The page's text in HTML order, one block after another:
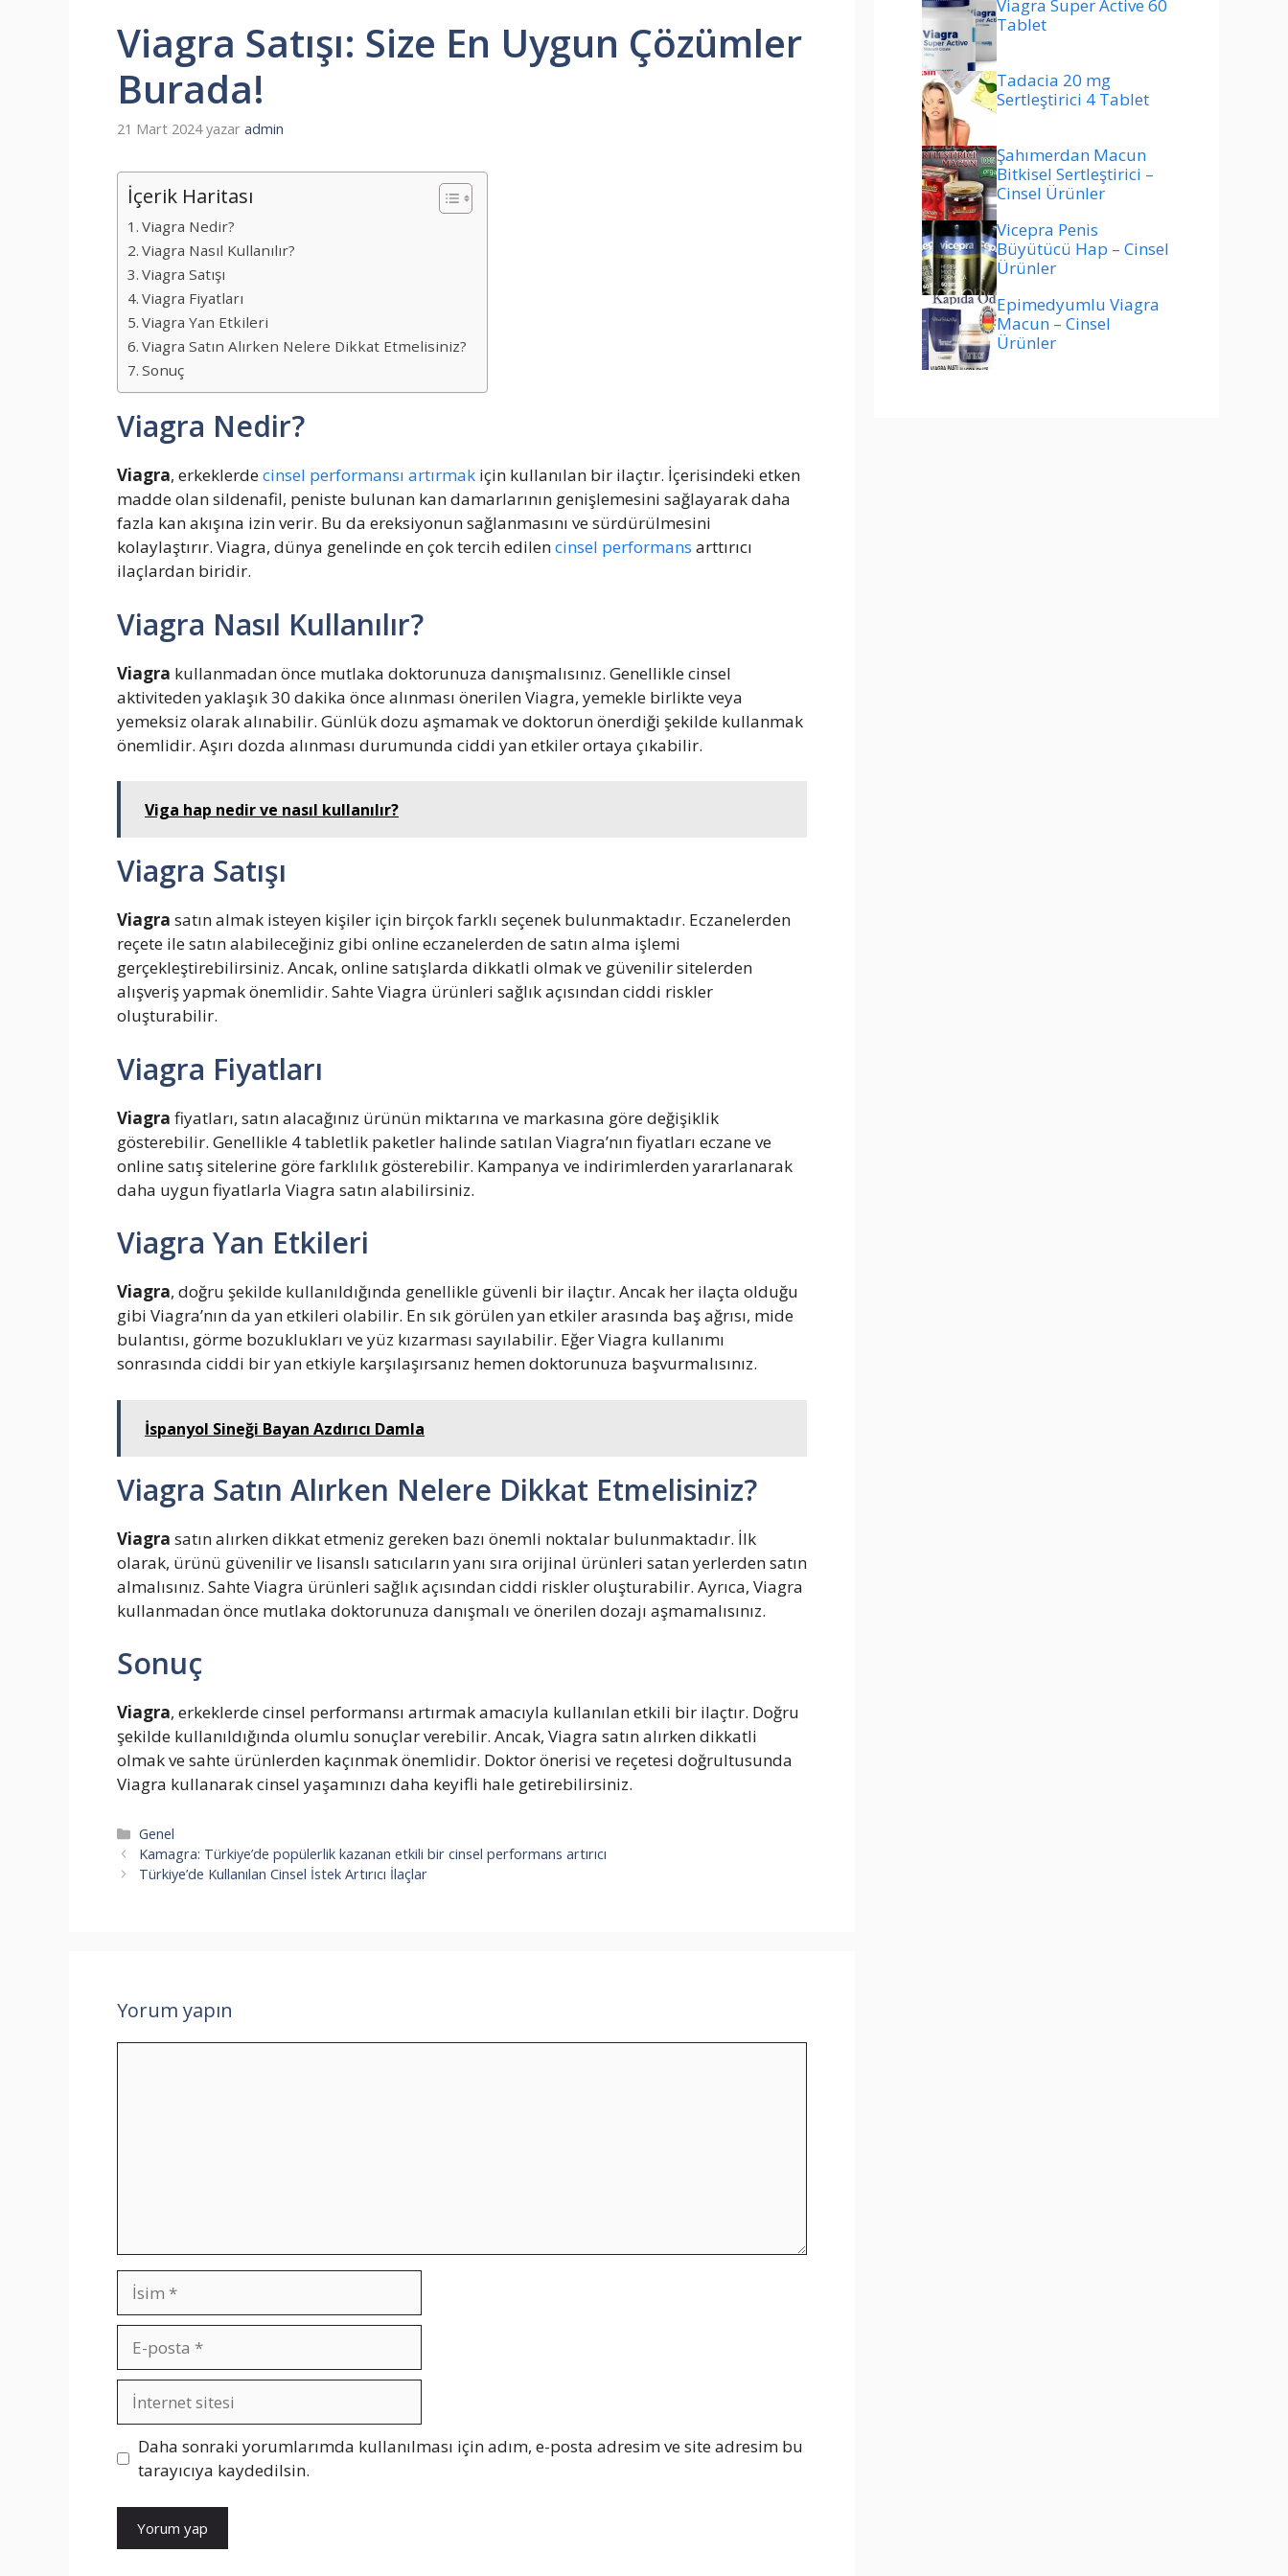
Viagra Satışı: Size En Uygun Çözümler
Burada!
21 Mart 2024 yazar admin
İçerik Haritası
Viagra Nedir?
Viagra Nasıl Kullanılır?
Viagra Satışı
Viagra Fiyatları
Viagra Yan Etkileri
Viagra Satın Alırken Nelere Dikkat Etmelisiniz?
Sonuç
Viagra Nedir?
Viagra, erkeklerdecinsel performansı artırmak için kullanılan bir ilaçtır. İçerisindeki etken
madde olan sildenafil, peniste bulunan kan damarlarının genişlemesini sağlayarak daha
fazla kan akışına izin verir. Bu da ereksiyonun sağlanmasını ve sürdürülmesini
kolaylaştırır. Viagra, dünya genelinde en çok tercih edilencinsel performans arttırıcı
ilaçlardan biridir.
Viagra Nasıl Kullanılır?
Viagra kullanmadan önce mutlaka doktorunuza danışmalısınız. Genellikle cinsel
aktiviteden yaklaşık 30 dakika önce alınması önerilen Viagra, yemekle birlikte veya
yemeksiz olarak alınabilir. Günlük dozu aşmamak ve doktorun önerdiği şekilde kullanmak
önemlidir. Aşırı dozda alınması durumunda ciddi yan etkiler ortaya çıkabilir.
Viga hap nedir ve nasıl kullanılır?
Viagra Satışı
Viagra satın almak isteyen kişiler için birçok farklı seçenek bulunmaktadır. Eczanelerden
reçete ile satın alabileceğiniz gibi online eczanelerden de satın alma işlemi
gerçekleştirebilirsiniz. Ancak, online satışlarda dikkatli olmak ve güvenilir sitelerden
alışveriş yapmak önemlidir. Sahte Viagra ürünleri sağlık açısından ciddi riskler
oluşturabilir.
Viagra Fiyatları
Viagra fiyatları, satın alacağınız ürünün miktarına ve markasına göre değişiklik
gösterebilir. Genellikle 4 tabletlik paketler halinde satılan Viagra’nın fiyatları eczane ve
online satış sitelerine göre farklılık gösterebilir. Kampanya ve indirimlerden yararlanarak
daha uygun fiyatlarla Viagra satın alabilirsiniz.
Viagra Yan Etkileri
Viagra, doğru şekilde kullanıldığında genellikle güvenli bir ilaçtır. Ancak her ilaçta olduğu
gibi Viagra’nın da yan etkileri olabilir. En sık görülen yan etkiler arasında baş ağrısı, mide
bulantısı, görme bozuklukları ve yüz kızarması sayılabilir. Eğer Viagra kullanımı
sonrasında ciddi bir yan etkiyle karşılaşırsanız hemen doktorunuza başvurmalısınız.
İspanyol Sineği Bayan Azdırıcı Damla
Viagra Satın Alırken Nelere Dikkat Etmelisiniz?
Viagra satın alırken dikkat etmeniz gereken bazı önemli noktalar bulunmaktadır. İlk
olarak, ürünü güvenilir ve lisanslı satıcıların yanı sıra orijinal ürünleri satan yerlerden satın
almalısınız. Sahte Viagra ürünleri sağlık açısından ciddi riskler oluşturabilir. Ayrıca, Viagra
kullanmadan önce mutlaka doktorunuza danışmalı ve önerilen dozajı aşmamalısınız.
Sonuç
Viagra, erkeklerde cinsel performansı artırmak amacıyla kullanılan etkili bir ilaçtır. Doğru
şekilde kullanıldığında olumlu sonuçlar verebilir. Ancak, Viagra satın alırken dikkatli
olmak ve sahte ürünlerden kaçınmak önemlidir. Doktor önerisi ve reçetesi doğrultusunda
Viagra kullanarak cinsel yaşamınızı daha keyifli hale getirebilirsiniz.
Kategoriler
Genel
Kamagra: Türkiye’de popülerlik kazanan etkili bir cinsel performans artırıcı
Türkiye’de Kullanılan Cinsel İstek Artırıcı İlaçlar
Yorum yapın
İsim
posta
İnternet
sitesi
Daha sonraki yorumlarımda kullanılması için adım, e-posta adresim ve site adresim bu
tarayıcıya kaydedilsin.
Viagra Super Active 60
Tablet
Tadacia 20 mg
Sertleştirici 4 Tablet
Şahımerdan Macun
Bitkisel Sertleştirici –
Cinsel Ürünler
Vicepra Penis
Büyütücü Hap – Cinsel
Ürünler
Epimedyumlu Viagra
Macun – Cinsel
Ürünler